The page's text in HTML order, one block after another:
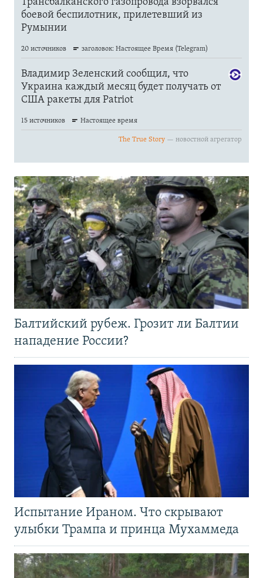
Балтийский рубеж. Грозит ли Балтии
нападение России?
Испытание Ираном. Что скрывают
улыбки Трампа и принца Мухаммеда